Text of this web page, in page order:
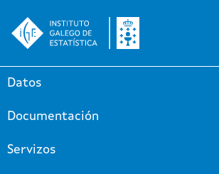
Datos
Documentación
Servizos